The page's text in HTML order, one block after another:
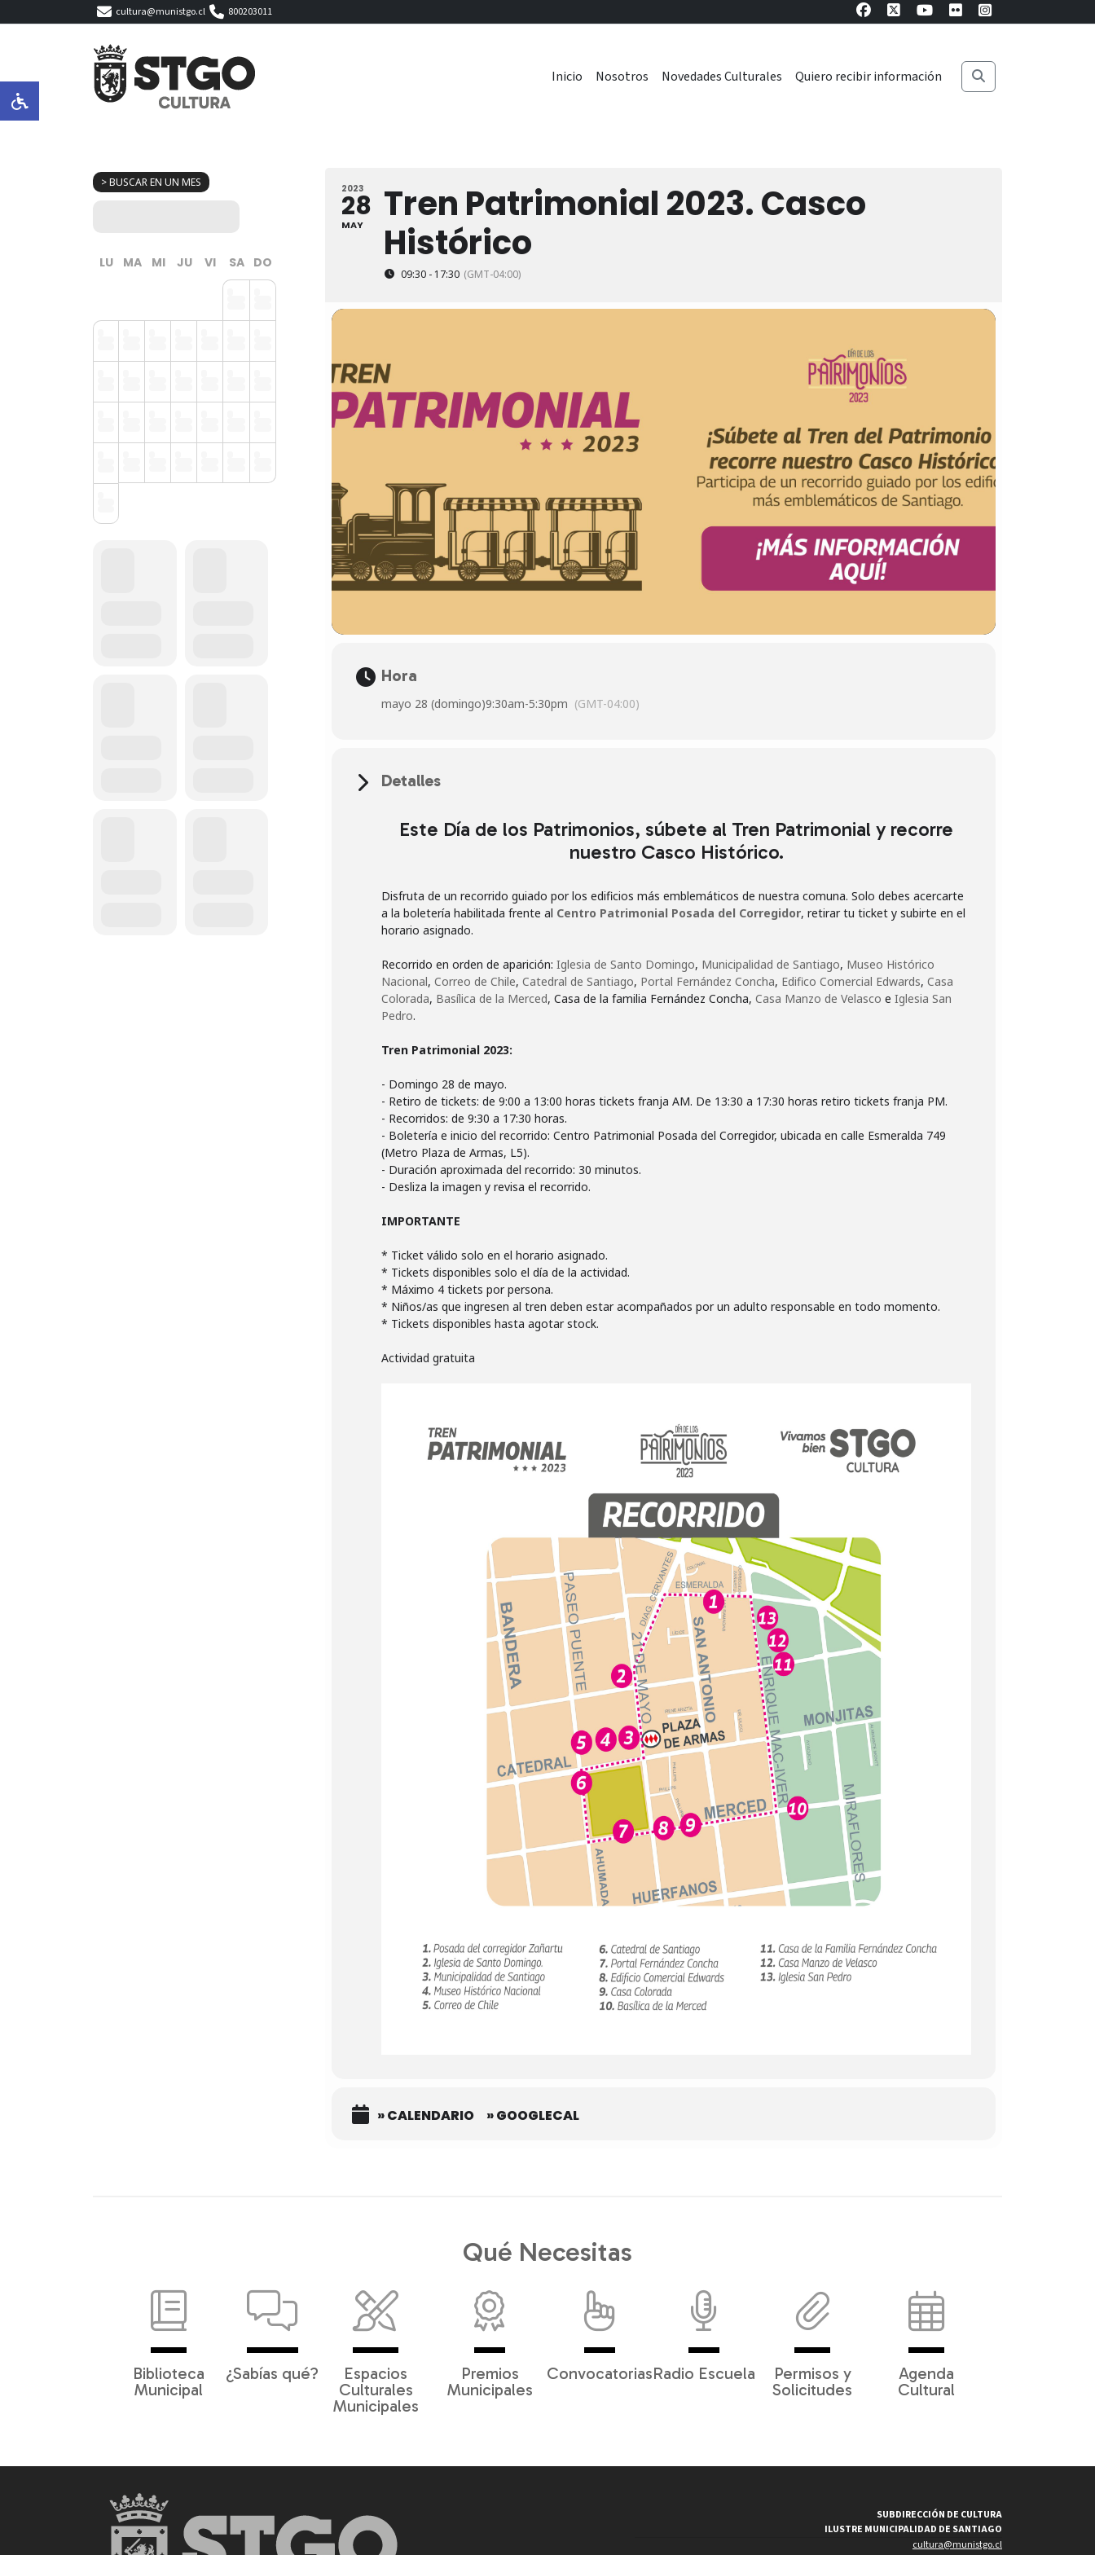
cultura@munistgo.cl 800203011
Inicio Nosotros Novedades Culturales Quiero recibir información
> BUSCAR EN UN MES
LU MA MI JU VI SA DO
2023
28
MAY
Tren Patrimonial 2023. Casco
Histórico
09:30 - 17:30 (GMT-04:00)
Hora
mayo 28 (domingo)9:30am-5:30pm (GMT-04:00)
Detalles
Este Día de los Patrimonios, súbete al Tren Patrimonial y recorre
nuestro Casco Histórico.
Disfruta de un recorrido guiado por los edificios más emblemáticos de nuestra comuna. Solo debes acercarte
a la boletería habilitada frente al Centro Patrimonial Posada del Corregidor, retirar tu ticket y subirte en el
horario asignado.
Recorrido en orden de aparición: Iglesia de Santo Domingo, Municipalidad de Santiago, Museo Histórico
Nacional, Correo de Chile, Catedral de Santiago, Portal Fernández Concha, Edifico Comercial Edwards, Casa
Colorada, Basílica de la Merced, Casa de la familia Fernández Concha, Casa Manzo de Velasco e Iglesia San
Pedro.
Tren Patrimonial 2023:
- Domingo 28 de mayo.
- Retiro de tickets: de 9:00 a 13:00 horas tickets franja AM. De 13:30 a 17:30 horas retiro tickets franja PM.
- Recorridos: de 9:30 a 17:30 horas.
- Boletería e inicio del recorrido: Centro Patrimonial Posada del Corregidor, ubicada en calle Esmeralda 749
(Metro Plaza de Armas, L5).
- Duración aproximada del recorrido: 30 minutos.
- Desliza la imagen y revisa el recorrido.
IMPORTANTE
* Ticket válido solo en el horario asignado.
* Tickets disponibles solo el día de la actividad.
* Máximo 4 tickets por persona.
* Niños/as que ingresen al tren deben estar acompañados por un adulto responsable en todo momento.
* Tickets disponibles hasta agotar stock.
Actividad gratuita
» CALENDARIO » GOOGLECAL
Qué Necesitas
Biblioteca
Municipal
¿Sabías qué?
Espacios
Culturales
Municipales
Premios
Municipales
ConvocatoriasRadio Escuela
Permisos y
Solicitudes
Agenda
Cultural
SUBDIRECCIÓN DE CULTURA
ILUSTRE MUNICIPALIDAD DE SANTIAGO
cultura@munistgo.cl